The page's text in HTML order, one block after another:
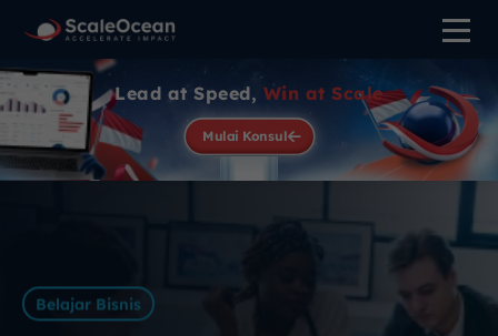
Lead at Speed, Win at Scale
Mulai Konsul
Belajar Bisnis